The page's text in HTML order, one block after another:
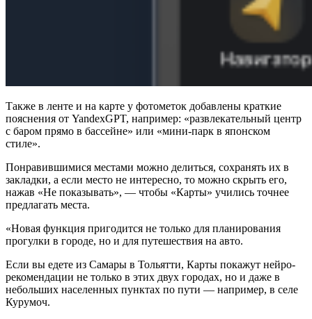
Также в ленте и на карте у фотометок добавлены краткие
пояснения от YandexGPT, например: «развлекательный центр
с баром прямо в бассейне» или «мини-парк в японском
стиле».
Понравившимися местами можно делиться, сохранять их в
закладки, а если место не интересно, то можно скрыть его,
нажав «Не показывать», — чтобы «Карты» учились точнее
предлагать места.
«Новая функция пригодится не только для планирования
прогулки в городе, но и для путешествия на авто.
Если вы едете из Самары в Тольятти, Карты покажут нейро-
рекомендации не только в этих двух городах, но и даже в
небольших населенных пунктах по пути — например, в селе
Курумоч.